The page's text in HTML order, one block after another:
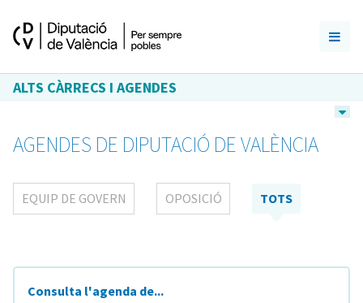
ALTS CÀRRECS I AGENDES
AGENDES DE DIPUTACIÓ DE VALÈNCIA
EQUIP DE GOVERN OPOSICIÓ TOTS
Consulta l'agenda de...